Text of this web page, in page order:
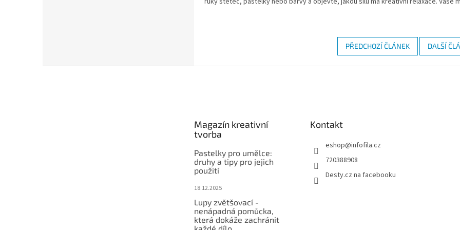
PŘEDCHOZÍ ČLÁNEK DALŠÍ
Magazín kreativní
tvorba
Pastelky pro umělce:
druhy a tipy pro jejich
použití
18.12.2025
Lupy zvětšovací -
nenápadná pomůcka,
která dokáže zachránit
Kontakt
eshop@infofila.cz
720388908
Desty.cz na facebooku